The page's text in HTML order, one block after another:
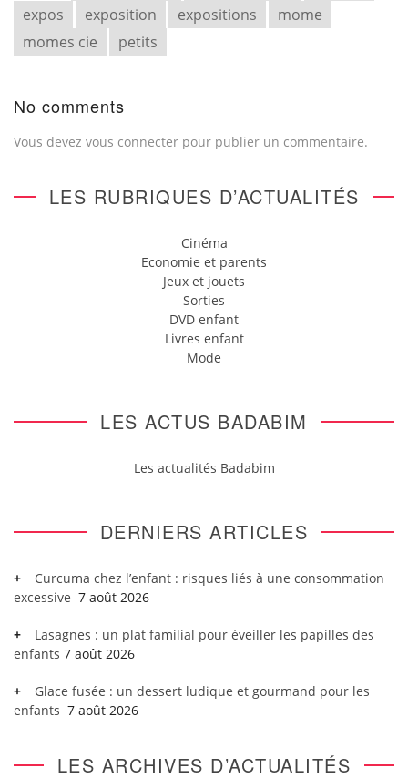
expos
exposition expositions
mome
momes cie
petits
No comments
Vous devez vous connecter pour publier un commentaire.
LES RUBRIQUES D’ACTUALITÉS
Cinéma
Economie et parents
Jeux et jouets
Sorties
DVD enfant
Livres enfant
Mode
LES ACTUS BADABIM
Les actualités Badabim
DERNIERS ARTICLES
Curcuma chez l’enfant : risques liés à une consommation
excessive 7 août 2026
Lasagnes : un plat familial pour éveiller les papilles des
enfants 7 août 2026
Glace fusée : un dessert ludique et gourmand pour les
enfants 7 août 2026
LES ARCHIVES D’ACTUALITÉS